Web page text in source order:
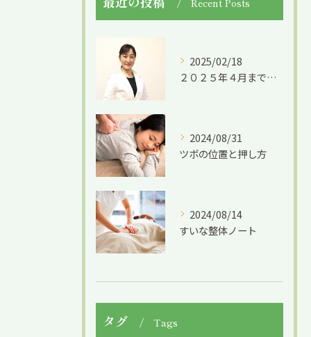
2025/02/18
２０２５年４月までの限定募集です。
2024/08/31
ツボの位置と押し方
2024/08/14
すいな整体ノート
タグ Tags